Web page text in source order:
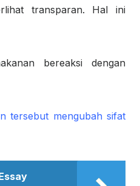
transparan. Hal ini
bereaksi dengan
tersebut mengubah sifat